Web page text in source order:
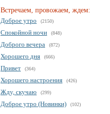
Встречаем, провожаем, ждем:
Доброе утро
(2150)
Спокойной ночи (848)
Доброго вечера (872)
Хорошего дня (666)
Привет (364)
Хорошего настроения (426)
Жду, скучаю (299)
Доброе утро (Новинки) (102)